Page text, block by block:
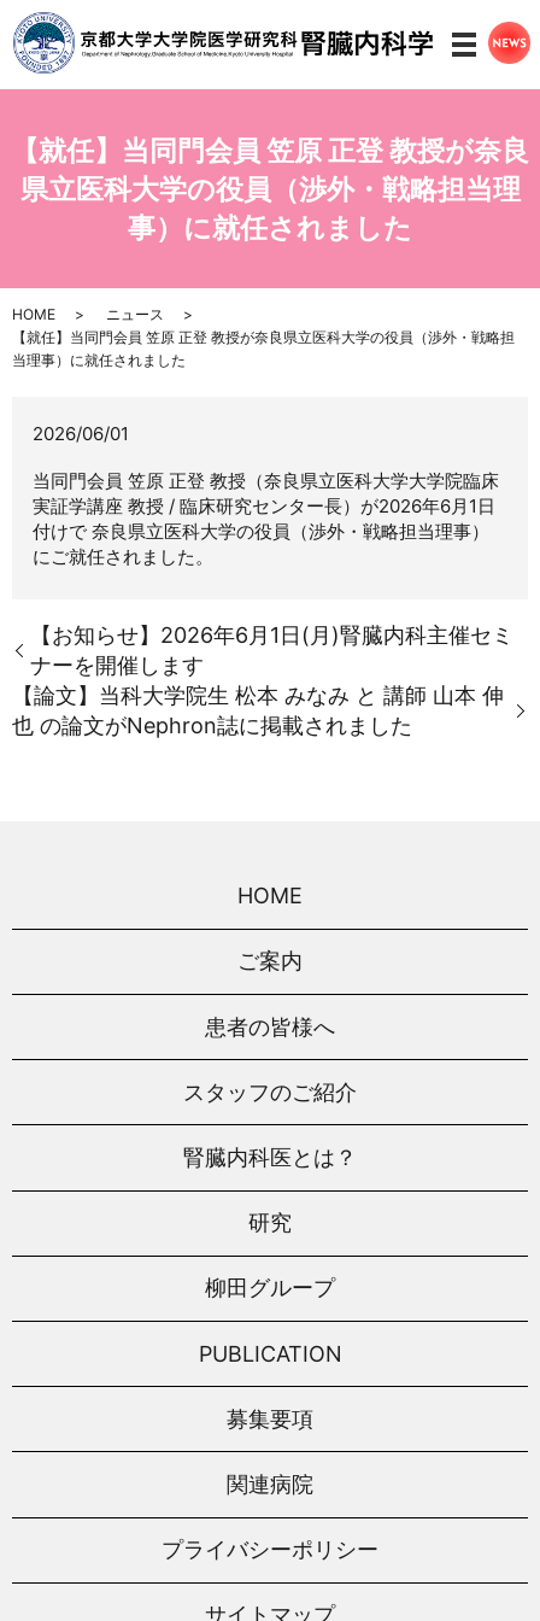
メニ
【就任】当同門会員 笠原 正登 教授が奈良
県立医科大学の役員（渉外・戦略担当理
事）に就任されました
HOME
ニュース
【就任】当同門会員 笠原 正登 教授が奈良県立医科大学の役員（渉外・戦略担
当理事）に就任されました
2026/06/01
当同門会員 笠原 正登 教授（奈良県立医科大学大学院臨床
実証学講座 教授 / 臨床研究センター長）が2026年6月1日
付けで 奈良県立医科大学の役員（渉外・戦略担当理事）
にご就任されました。
【お知らせ】2026年6月1日(月)腎臓内科主催セミ
ナーを開催します
【論文】当科大学院生 松本 みなみ と 講師 山本 伸
也 の論文がNephron誌に掲載されました
HOME
ご案内
患者の皆様へ
スタッフのご紹介
腎臓内科医とは？
研究
柳田グループ
PUBLICATION
募集要項
関連病院
プライバシーポリシー
サイトマップ